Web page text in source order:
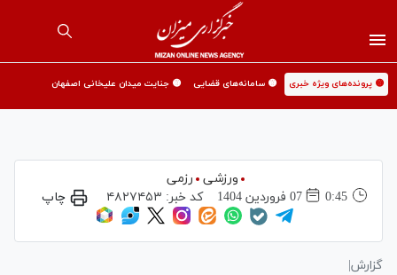
🟡 پرونده‌های ویژه خبری 🟡 سامانه‌های قضایی 🟡 جنایت میدان علیخانی اصفهان
ورزشی
رزمی
0:45
07 فروردين 1404 کد خبر: ۴۸۲۷۴۵۳ چاپ
گزارش|